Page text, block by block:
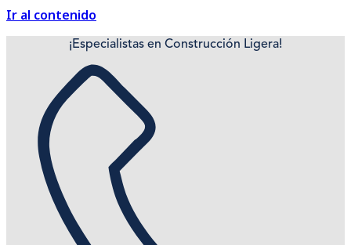
Ir al contenido
¡Especialistas en Construcción Ligera!